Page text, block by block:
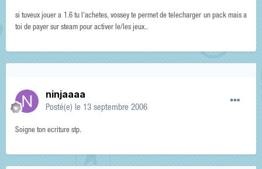
si tuveux jouer a 1.6 tu l'achetes, vossey te permet de telecharger un pack mais a
toi de payer sur steam pour activer le/les jeux..
ninjaaaa
Posté(e) le 13 septembre 2006
Soigne ton ecriture stp.